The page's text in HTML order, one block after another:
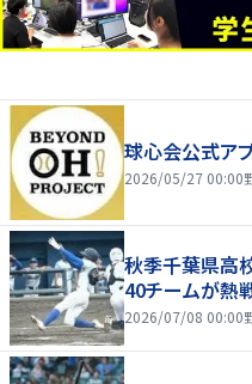
球心会公式ア
2026/05/27 00:00
秋季千葉県高
40チームが熱
2026/07/08 00:00